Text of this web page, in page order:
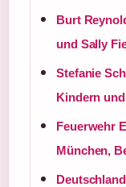
Burt
und Sally
Stefanie
Kindern
Feuerwehr
München,